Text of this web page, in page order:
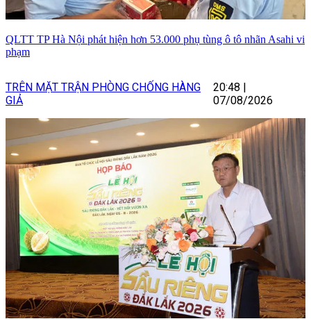
QLTT TP Hà Nội phát hiện hơn 53.000 phụ tùng ô tô nhãn Asahi vi
phạm
TRÊN MẶT TRẬN PHÒNG CHỐNG HÀNG
GIẢ
20:48
07/08/2026